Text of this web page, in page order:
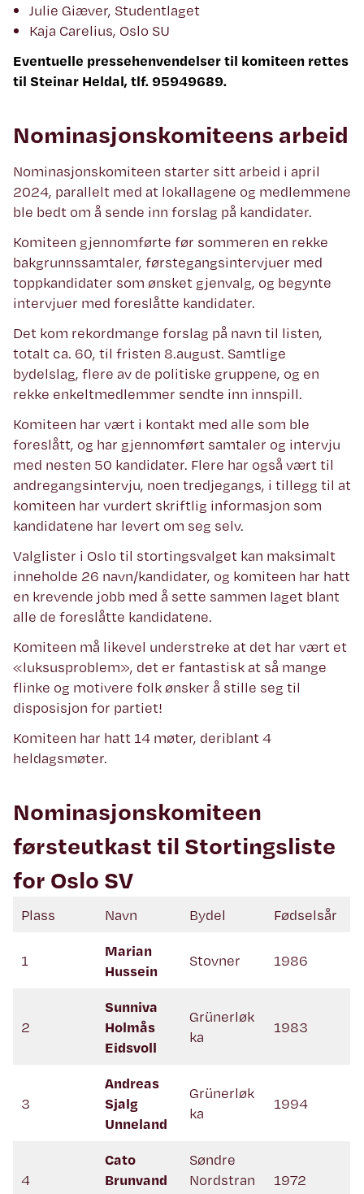
Julie Giæver, Studentlaget
Kaja Carelius, Oslo SU
Eventuelle pressehenvendelser til komiteen rettes
til Steinar Heldal, tlf. 95949689.
Nominasjonskomiteens arbeid
Nominasjonskomiteen starter sitt arbeid i april
2024, parallelt med at lokallagene og medlemmene
ble bedt om å sende inn forslag på kandidater.
Komiteen gjennomførte før sommeren en rekke
bakgrunnssamtaler, førstegangsintervjuer med
toppkandidater som ønsket gjenvalg, og begynte
intervjuer med foreslåtte kandidater.
Det kom rekordmange forslag på navn til listen,
totalt ca. 60, til fristen 8.august. Samtlige
bydelslag, flere av de politiske gruppene, og en
rekke enkeltmedlemmer sendte inn innspill.
Komiteen har vært i kontakt med alle som ble
foreslått, og har gjennomført samtaler og intervju
med nesten 50 kandidater. Flere har også vært til
andregangsintervju, noen tredjegangs, i tillegg til at
komiteen har vurdert skriftlig informasjon som
kandidatene har levert om seg selv.
Valglister i Oslo til stortingsvalget kan maksimalt
inneholde 26 navn/kandidater, og komiteen har hatt
en krevende jobb med å sette sammen laget blant
alle de foreslåtte kandidatene.
Komiteen må likevel understreke at det har vært et
«luksusproblem», det er fantastisk at så mange
flinke og motivere folk ønsker å stille seg til
disposisjon for partiet!
Komiteen har hatt 14 møter, deriblant 4
heldagsmøter.
Nominasjonskomiteen
førsteutkast til Stortingsliste
for Oslo SV
Plass Navn Bydel Fødselsår
1
Marian
Hussein
Stovner 1986
2
Sunniva
Holmås
Eidsvoll
Grünerløk
ka
1983
3
Andreas
Sjalg
Unneland
Grünerløk
ka
1994
4
Cato
Brunvand
Søndre
Nordstran
1972